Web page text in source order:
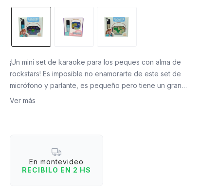
¡Un mini set de karaoke para los peques con alma de
rockstars! Es imposible no enamorarte de este set de
micrófono y parlante, es pequeño pero tiene un gran
volumen. ¡Lo vas a querer llevar a todos lados! Tiene
Ver más
En montevideo
RECIBILO EN 2 HS